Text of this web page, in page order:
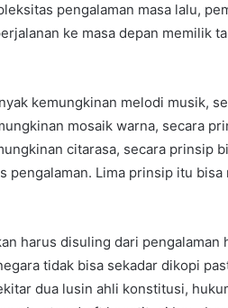
pengalaman masa lalu,
ke masa depan memilik
kemungkinan melodi musik,
mosaik warna, secara
citarasa, secara prinsip
pengalaman. Lima prinsip itu bisa
harus disuling dari pengalaman
tidak bisa sekadar dikopi
dua lusin ahli konstitusi,